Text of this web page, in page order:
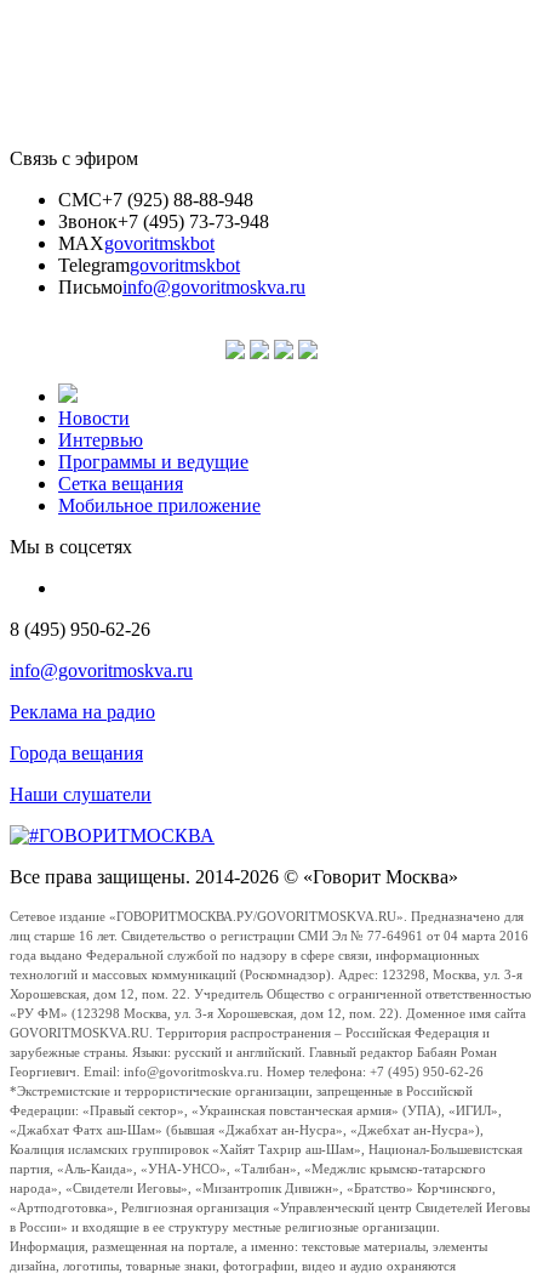
Связь с эфиром
СМС+7 (925) 88-88-948
Звонок+7 (495) 73-73-948
MAXgovoritmskbot
Telegramgovoritmskbot
Письмоinfo@govoritmoskva.ru
Новости
Интервью
Программы и ведущие
Сетка вещания
Мобильное приложение
Мы в соцсетях
8 (495) 950-62-26
info@govoritmoskva.ru
Реклама на радио
Города вещания
Наши слушатели
Все права защищены. 2014-2026 © «Говорит Москва»
Сетевое издание «ГОВОРИТМОСКВА.РУ/GOVORITMOSKVA.RU». Предназначено для
лиц старше 16 лет. Свидетельство о регистрации СМИ Эл № 77-64961 от 04 марта 2016
года выдано Федеральной службой по надзору в сфере связи, информационных
технологий и массовых коммуникаций (Роскомнадзор). Адрес: 123298, Москва, ул. 3-я
Хорошевская, дом 12, пом. 22. Учредитель Общество с ограниченной ответственностью
«РУ ФМ» (123298 Москва, ул. 3-я Хорошевская, дом 12, пом. 22). Доменное имя сайта
GOVORITMOSKVA.RU. Территория распространения – Российская Федерация и
зарубежные страны. Языки: русский и английский. Главный редактор Бабаян Роман
Георгиевич. Email: info@govoritmoskva.ru. Номер телефона: +7 (495) 950-62-26
*Экстремистские и террористические организации, запрещенные в Российской
Федерации: «Правый сектор», «Украинская повстанческая армия» (УПА), «ИГИЛ»,
«Джабхат Фатх аш-Шам» (бывшая «Джабхат ан-Нусра», «Джебхат ан-Нусра»),
Коалиция исламских группировок «Хайят Тахрир аш-Шам», Национал-Большевистская
партия, «Аль-Каида», «УНА-УНСО», «Талибан», «Меджлис крымско-татарского
народа», «Свидетели Иеговы», «Мизантропик Дивижн», «Братство» Корчинского,
«Артподготовка», Религиозная организация «Управленческий центр Свидетелей Иеговы
в России» и входящие в ее структуру местные религиозные организации.
Информация, размещенная на портале, а именно: текстовые материалы, элементы
дизайна, логотипы, товарные знаки, фотографии, видео и аудио охраняются